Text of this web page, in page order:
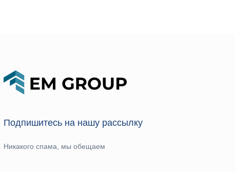
Подпишитесь на нашу рассылку
Никакого спама, мы обещаем